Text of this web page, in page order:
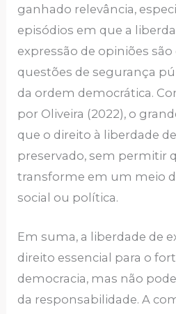
ganhado relevância,
episódios em que a
expressão de opiniões
questões de segurança
da ordem democrática.
por Oliveira (2022), o
que o direito à liberdade
preservado, sem permitir
transforme em um meio
social ou política.
Em suma, a liberdade de
direito essencial para o
democracia, mas não
da responsabilidade. A